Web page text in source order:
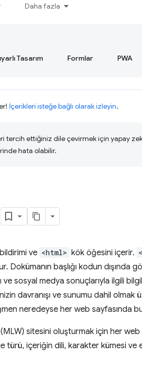
Daha fazla
Tasarım Formlar PWA
İçerikleri isteğe bağlı olarak izleyin.
tercih ettiğiniz dile çevirmek için yapay
hata olabilir.
ve <html> kök öğesini içerir.
Dokümanın başlığı kodun dışında
sosyal medya sonuçlarıyla ilgili
davranışı ve sunumu dahil
neredeyse her web sayfasında
(MLW) sitesini oluşturmak için her web
türü, içeriğin dili, karakter kümesi ve